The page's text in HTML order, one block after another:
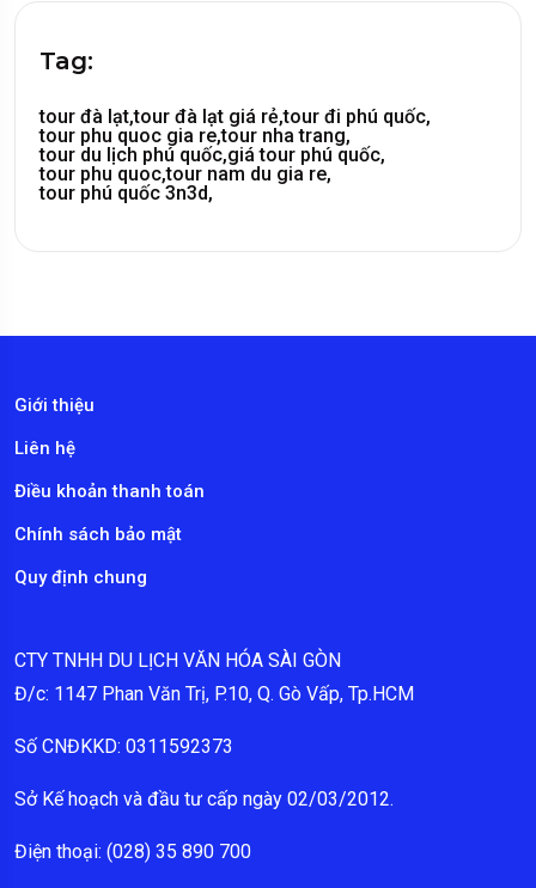
Tag:
tour đà lạt,tour đà lạt giá rẻ,tour đi phú quốc,
tour phu quoc gia re,tour nha trang,
tour du lịch phú quốc,giá tour phú quốc,
tour phu quoc,tour nam du gia re,
tour phú quốc 3n3d,
Giới thiệu
Liên hệ
Điều khoản thanh toán
Chính sách bảo mật
Quy định chung
CTY TNHH DU LỊCH VĂN HÓA SÀI GÒN
Đ/c: 1147 Phan Văn Trị, P.10, Q. Gò Vấp, Tp.HCM
Số CNĐKKD: 0311592373
Sở Kế hoạch và đầu tư cấp ngày 02/03/2012.
Điện thoại: (028) 35 890 700